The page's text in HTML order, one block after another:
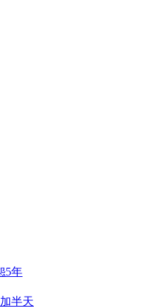
5年
半天